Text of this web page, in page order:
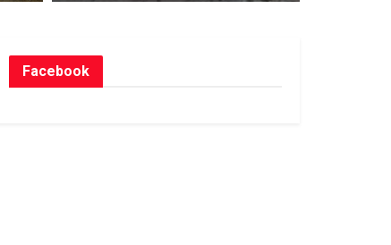
Facebook